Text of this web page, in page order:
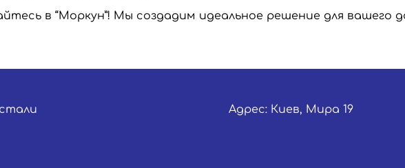
в “Моркун”! Мы создадим идеальное решение для вашего
Адрес: Киев, Мира 19